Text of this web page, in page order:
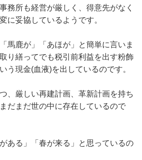
務所も経営が厳しく、得意先がなく
に妥協しているようです。
馬鹿が」「あほが」と簡単に言いま
り繕ってでも税引前利益を出す粉飾
う現金(血液)を出しているのです。
、厳しい再建計画、革新計画を持ち
だまだ世の中に存在しているので
ある」「春が来る」と思っているの